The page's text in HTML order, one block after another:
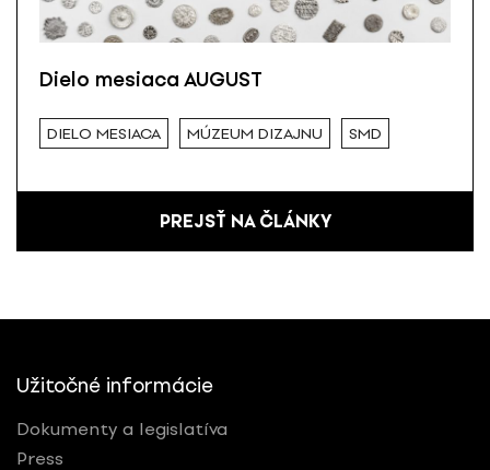
Dielo mesiaca AUGUST
DIELO MESIACA MÚZEUM DIZAJNU SMD
PREJSŤ NA ČLÁNKY
Užitočné informácie
Dokumenty a legislatíva
Press